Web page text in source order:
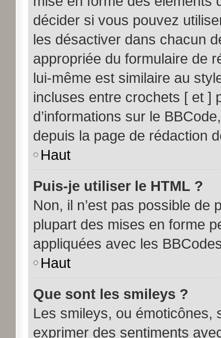
décider si vous pouvez
les désactiver dans chacun
appropriée du formulaire de
lui-même est similaire au
incluses entre crochets [ et ]
d’informations sur le
depuis la page de rédaction
Haut
Puis-je utiliser le HTML ?
Non, il n’est pas possible de
plupart des mises en forme
appliquées avec les
Haut
Que sont les smileys ?
Les smileys, ou émoticônes,
exprimer des sentiments